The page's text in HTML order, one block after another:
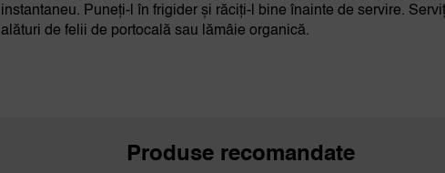
instantaneu. Puneți-l în frigider și răciți-l bine înainte de servire.
alături de felii de portocală sau lămâie organică.
Produse recomandate